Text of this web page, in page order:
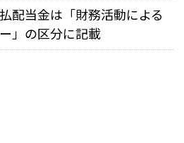
配当金は「財務活動による
」の区分に記載